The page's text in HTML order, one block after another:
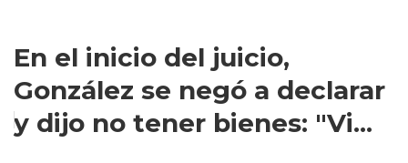
En el inicio del juicio,
González se negó a declarar
y dijo no tener bienes: "Vi...